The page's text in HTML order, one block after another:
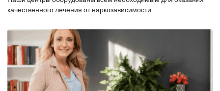
качественного лечения от наркозависимости